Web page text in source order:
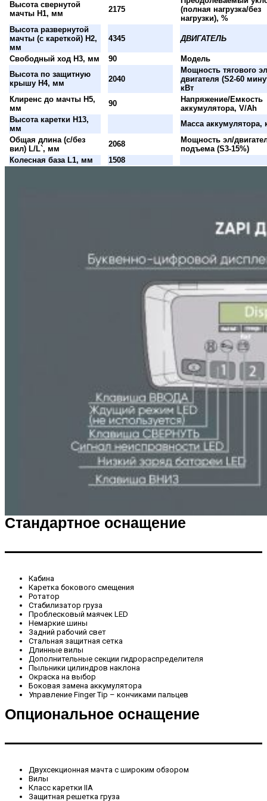
Высота свернутой
мачты H1, мм
2175
(полная нагрузка/без
нагрузки), %
Высота развернутой
мачты (с кареткой) H2,
мм
4345 ДВИГАТЕЛЬ
Свободный ход H3, мм 90
Модель
Высота по защитную
крышу H4, мм
2040
Мощность тягового
двигателя (S2-60
кВт
Клиренс до мачты H5,
мм
90
Напряжение/Емкость
аккумулятора, V/Ah
Высота каретки H13,
мм
Масса аккумулятора,
Общая длина (с/без
вил) L/L`, мм
2068
Мощность эл/
подъема (S3-15%)
Колесная база L1, мм
1508
Стандартное оснащение
Кабина
Каретка бокового смещения
Ротатор
Стабилизатор груза
Проблесковый маячек LED
Немаркие шины
Задний рабочий свет
Стальная защитная сетка
Длинные вилы
Дополнительные секции гидрораспределителя
Пыльники цилиндров наклона
Окраска на выбор
Боковая замена аккумулятора
Управление Finger Tip – кончиками пальцев
Опциональное оснащение
Двухсекционная мачта с широким обзором
Вилы
Класс каретки IIA
Защитная решетка груза